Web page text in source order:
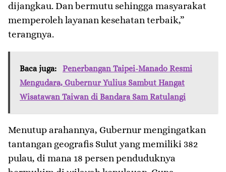
dijangkau. Dan bermutu sehingga masyarakat
memperoleh layanan kesehatan terbaik,”
terangnya.
Baca juga:
Penerbangan Taipei-Manado Resmi
Mengudara, Gubernur Yulius Sambut Hangat
Wisatawan Taiwan di Bandara Sam Ratulangi
Menutup arahannya, Gubernur mengingatkan
tantangan geografis Sulut yang memiliki 382
pulau, di mana 18 persen penduduknya